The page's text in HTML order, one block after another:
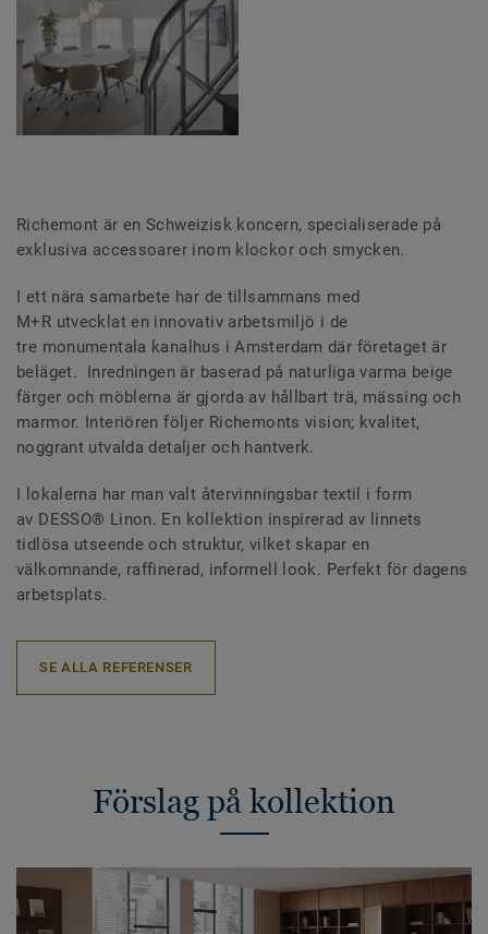
Richemont är en Schweizisk koncern, specialiserade på
exklusiva accessoarer inom klockor och smycken.
I ett nära samarbete har de tillsammans med
M+R utvecklat en innovativ arbetsmiljö i de
tre monumentala kanalhus i Amsterdam där företaget är
beläget. Inredningen är baserad på naturliga varma beige
färger och möblerna är gjorda av hållbart trä, mässing och
marmor. Interiören följer Richemonts vision; kvalitet,
noggrant utvalda detaljer och hantverk.
I lokalerna har man valt återvinningsbar textil i form
av DESSO® Linon. En kollektion inspirerad av linnets
tidlösa utseende och struktur, vilket skapar en
välkomnande, raffinerad, informell look. Perfekt för dagens
arbetsplats.
SE ALLA REFERENSER
Förslag på kollektion